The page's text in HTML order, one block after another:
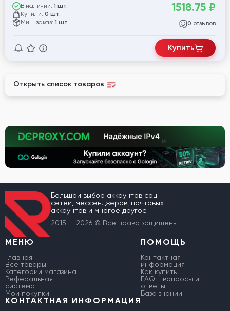
В наличии: 1 шт.
Купили: 0 шт.
Мин. заказ: 1 шт.
1518.75 ₽
0 отзывов
Купить
Открыть список товаров
Большой выбор аккаунтов соц.
сетей, мессенджеров, почтовых
аккаунтов и многое другое.
2015 — 2026 © Все права защищены
МЕНЮ
Главная
Все товары
Категории магазина
Реферальная
система
Мои покупки
ПОМОЩЬ
Контактная
информация
Как купить
FAQ - вопросы и
ответы
База знаний
КОНТАКТНАЯ ИНФОРМАЦИЯ